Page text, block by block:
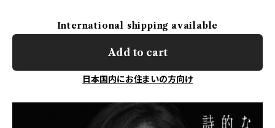
International shipping available
Add to cart
日本国内にお住まいの方向け